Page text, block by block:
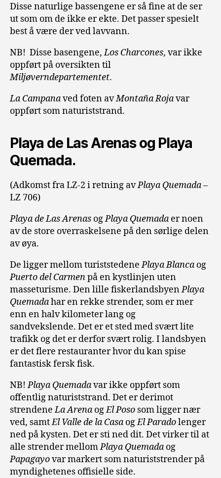
Disse naturlige bassengene er så fine at de ser
ut som om de ikke er ekte. Det passer spesielt
best å være der ved lavvann.
NB! Disse basengene,Los Charcones, var ikke
oppført på oversikten til
Miljøverndepartementet.
La Campanaved foten avMontaña Rojavar
oppført som naturiststrand.
Playa de Las Arenas og Playa
Quemada.
(Adkomst fra LZ-2 i retning avPlaya Quemada–
LZ 706)
Playa de Las Arenas ogPlaya Quemada er noen
av de store overraskelsene på den sørlige delen
av øya.
De ligger mellom turiststedenePlaya Blanca og
Puerto del Carmenpå en kystlinjen uten
masseturisme. Den lille fiskerlandsbyenPlaya
Quemadahar en rekke strender, som er mer
enn en halv kilometer lang og
sandvekslende. Det er et sted med svært lite
trafikk og det er derfor svært rolig. I landsbyen
er det flere restauranter hvor du kan spise
fantastisk fersk fisk.
NB!Playa Quemadavar ikke oppført som
offentlig naturiststrand. Det er derimot
strendeneLa Arena ogEl Poso som ligger nær
ved, samtEl Valle de la Casa ogEl Paradolenger
ned på kysten. Det er sti ned dit. Det virker til at
alle strender mellomPlaya Quemada og
Papagayovar markert som naturiststrender på
myndighetenes offisielle side.